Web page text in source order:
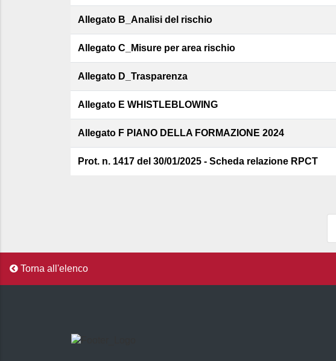
Allegato B_Analisi del rischio
Allegato C_Misure per area rischio
Allegato D_Trasparenza
Allegato E WHISTLEBLOWING
Allegato F PIANO DELLA FORMAZIONE 2024
Prot. n. 1417 del 30/01/2025 - Scheda relazione RPCT
Torna all'elenco